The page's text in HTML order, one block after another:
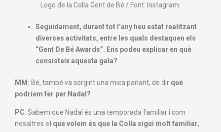
Logo de la Colla Gent de Bé / Font: Instagram.
Seguidament, durant tot l’any heu estat realitzant
diverses activitats, entre les quals destaquen els
“Gent De Bé Awards”. Ens podeu explicar en què
consisteix aquesta gala?
MM: Bé, també va sorgint una mica parlant, de dir què
podríem fer per Nadal?
PC: Sabem que Nadal és una temporada familiar i com
nosaltres el que volem és que la Colla sigui molt familiar,